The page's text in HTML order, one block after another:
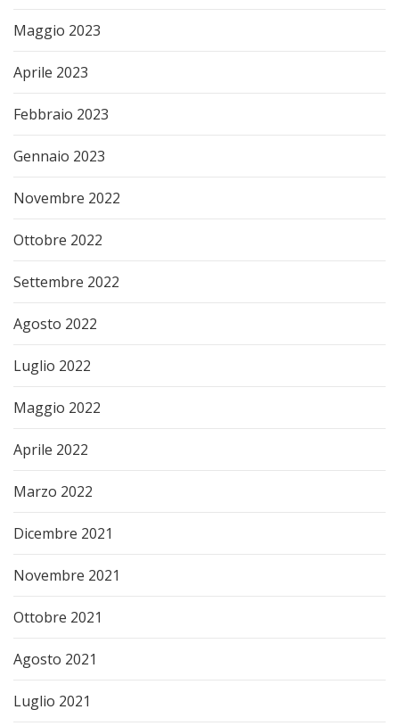
Maggio 2023
Aprile 2023
Febbraio 2023
Gennaio 2023
Novembre 2022
Ottobre 2022
Settembre 2022
Agosto 2022
Luglio 2022
Maggio 2022
Aprile 2022
Marzo 2022
Dicembre 2021
Novembre 2021
Ottobre 2021
Agosto 2021
Luglio 2021